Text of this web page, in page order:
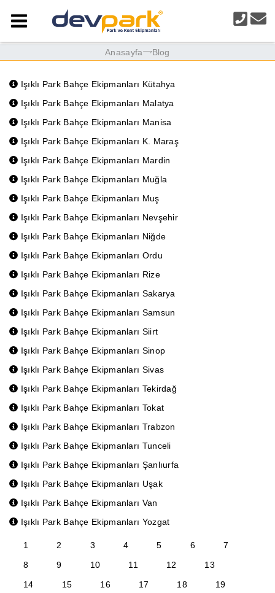
Anasayfa Blog
Işıklı Park Bahçe Ekipmanları Kütahya
Işıklı Park Bahçe Ekipmanları Malatya
Işıklı Park Bahçe Ekipmanları Manisa
Işıklı Park Bahçe Ekipmanları K. Maraş
Işıklı Park Bahçe Ekipmanları Mardin
Işıklı Park Bahçe Ekipmanları Muğla
Işıklı Park Bahçe Ekipmanları Muş
Işıklı Park Bahçe Ekipmanları Nevşehir
Işıklı Park Bahçe Ekipmanları Niğde
Işıklı Park Bahçe Ekipmanları Ordu
Işıklı Park Bahçe Ekipmanları Rize
Işıklı Park Bahçe Ekipmanları Sakarya
Işıklı Park Bahçe Ekipmanları Samsun
Işıklı Park Bahçe Ekipmanları Siirt
Işıklı Park Bahçe Ekipmanları Sinop
Işıklı Park Bahçe Ekipmanları Sivas
Işıklı Park Bahçe Ekipmanları Tekirdağ
Işıklı Park Bahçe Ekipmanları Tokat
Işıklı Park Bahçe Ekipmanları Trabzon
Işıklı Park Bahçe Ekipmanları Tunceli
Işıklı Park Bahçe Ekipmanları Şanlıurfa
Işıklı Park Bahçe Ekipmanları Uşak
Işıklı Park Bahçe Ekipmanları Van
Işıklı Park Bahçe Ekipmanları Yozgat
1 2 3 4 5 6
7
8
9 10 11 12
13
14
15 16 17 18
19